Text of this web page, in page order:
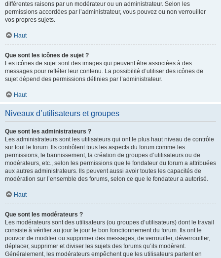
différentes raisons par un modérateur ou un administrateur. Selon les
permissions accordées par l’administrateur, vous pouvez ou non verrouiller
vos propres sujets.
Haut
Que sont les icônes de sujet ?
Les icônes de sujet sont des images qui peuvent être associées à des
messages pour refléter leur contenu. La possibilité d’utiliser des icônes de
sujet dépend des permissions définies par l’administrateur.
Haut
Niveaux d’utilisateurs et groupes
Que sont les administrateurs ?
Les administrateurs sont les utilisateurs qui ont le plus haut niveau de contrôle
sur tout le forum. Ils contrôlent tous les aspects du forum comme les
permissions, le bannissement, la création de groupes d’utilisateurs ou de
modérateurs, etc., selon les permissions que le fondateur du forum a attribuées
aux autres administrateurs. Ils peuvent aussi avoir toutes les capacités de
modération sur l’ensemble des forums, selon ce que le fondateur a autorisé.
Haut
Que sont les modérateurs ?
Les modérateurs sont des utilisateurs (ou groupes d’utilisateurs) dont le travail
consiste à vérifier au jour le jour le bon fonctionnement du forum. Ils ont le
pouvoir de modifier ou supprimer des messages, de verrouiller, déverrouiller,
déplacer, supprimer et diviser les sujets des forums qu’ils modèrent.
Généralement, les modérateurs empêchent que les utilisateurs partent en